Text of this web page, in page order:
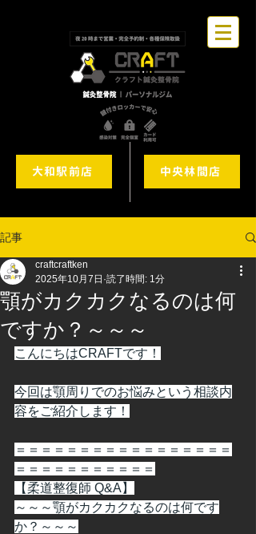
大和駅前店 中央林間店
記事
顎がカクカクなるのは何
ですか？～～～
craftcraftken
2025年10月7日 読了時間: 1分
こんにちはCRAFTです！
今回は顎周りでのお悩みという相談内
容をご紹介します！
＝＝＝＝＝＝＝＝＝＝＝＝＝＝＝＝＝
＝＝＝＝＝＝＝＝＝＝＝
【柔道整復師 Q&A】
～～～顎がカクカクなるのは何です
か？～～～